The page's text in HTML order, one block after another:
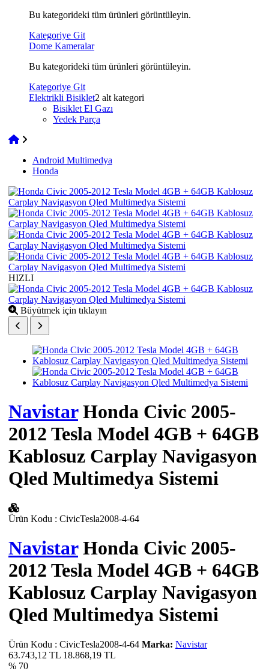
Bu kategorideki tüm ürünleri görüntüleyin.
Kategoriye Git
Dome Kameralar
Bu kategorideki tüm ürünleri görüntüleyin.
Kategoriye Git
Elektrikli Bisiklet2 alt kategori
Bisiklet El Gazı
Yedek Parça
Android Multimedya
Honda
HIZLI
Büyütmek için tıklayın
NavistarHonda Civic 2005-
2012 Tesla Model 4GB + 64GB
Kablosuz Carplay Navigasyon
Qled Multimedya Sistemi
Ürün Kodu : CivicTesla2008-4-64
NavistarHonda Civic 2005-
2012 Tesla Model 4GB + 64GB
Kablosuz Carplay Navigasyon
Qled Multimedya Sistemi
Ürün Kodu : CivicTesla2008-4-64 Marka: Navistar
63.743,12 TL 18.868,19 TL
% 70